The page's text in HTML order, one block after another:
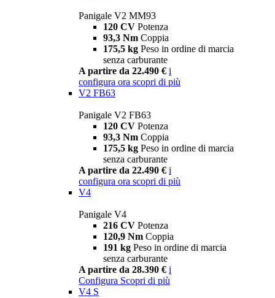
Panigale V2 MM93
120 CV Potenza
93,3 Nm Coppia
175,5 kg Peso in ordine di marcia
senza carburante
A partire da 22.490 € i
configura ora scopri di più
V2 FB63
Panigale V2 FB63
120 CV Potenza
93,3 Nm Coppia
175,5 kg Peso in ordine di marcia
senza carburante
A partire da 22.490 € i
configura ora scopri di più
V4
Panigale V4
216 CV Potenza
120,9 Nm Coppia
191 kg Peso in ordine di marcia
senza carburante
A partire da 28.390 € i
Configura Scopri di più
V4 S